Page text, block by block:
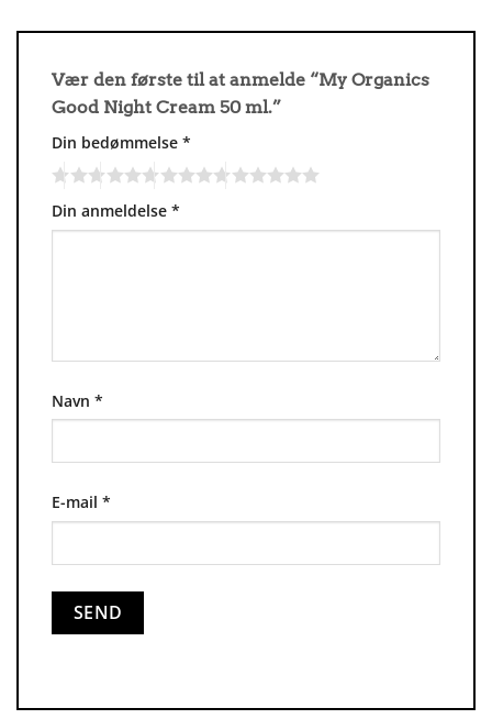
Vær den første til at anmelde “My Organics
Good Night Cream 50 ml.”
Din bedømmelse *
Din anmeldelse *
Navn *
E-mail *